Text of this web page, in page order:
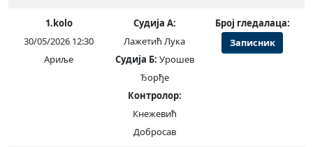
1.kolo
30/05/2026 12:30
Ариље
Судија А:
Лажетић Лука
Судија Б: Урошев
Ђорђе
Контролор:
Кнежевић
Добросав
Број гледалаца:
Записник